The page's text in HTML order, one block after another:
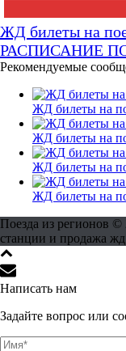
ЖД билеты на
РАСПИСАНИЕ
Рекомендуемые
ЖД билеты на
ЖД билеты на
ЖД билеты на
ЖД билеты на
Поезда из регионов ©
станции и продажа
Написать нам
Задайте вопрос или